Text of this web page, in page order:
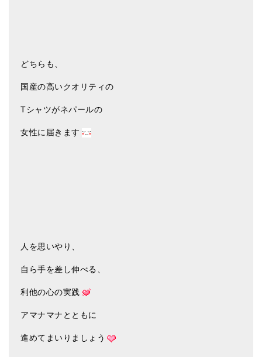
どちらも、
国産の高いクオリティの
Tシャツがネパールの
女性に届きます
人を思いやり、
自ら手を差し伸べる、
利他の心の実践
アマナマナとともに
進めてまいりましょう